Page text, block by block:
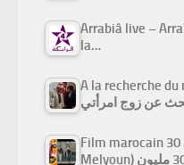
Arrabiâ live –
la…
A la recherche
عن زوج امرأتي
Film marocain